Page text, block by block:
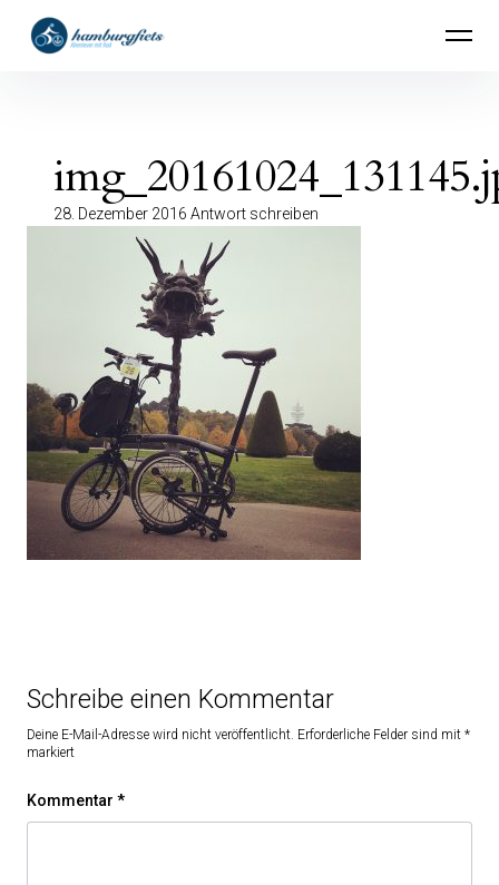
überspringen
hamburgfiets – Abenteuer mit Rad
28. Dezember 2016 Antwort schreiben
Schreibe einen Kommentar
Deine E-Mail-Adresse wird nicht veröffentlicht. Erforderliche Felder sind mit *
markiert
Kommentar *